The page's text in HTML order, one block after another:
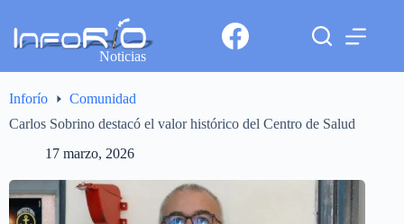
Noticias
Inforío
Comunidad
Carlos Sobrino destacó el valor histórico del Centro de Salud
17 marzo, 2026